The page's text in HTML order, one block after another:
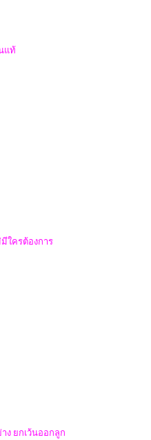
แท้
ใครต้องการ
ง ยกเว้นออกลูก